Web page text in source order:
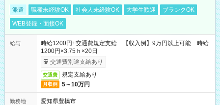
派遣 職種未経験OK 社会人未経験OK 大学生歓迎
ブランクOK
WEB登録・面接OK
給与
時給1200円+交通費規定支給 【収入例】9万円以上可能 時給
1200円×3.75ｈ×20日
交通費別途支給あり
交通費 規定支給あり
月収例 5～10万円
勤務地
愛知県豊橋市